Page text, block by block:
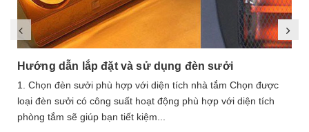
Hướng dẫn lắp đặt và sử dụng đèn sưởi
1. Chọn đèn sưởi phù hợp với diện tích nhà tắm Chọn được
loại đèn sưởi có công suất hoạt động phù hợp với diện tích
phòng tắm sẽ giúp bạn tiết kiệm...